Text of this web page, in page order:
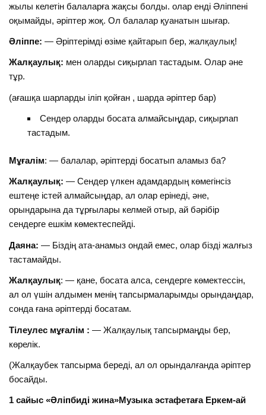
жылы келетін балаларға жақсы болды. олар енді Әліппені
оқымайды, әріптер жоқ. Ол балалар қуанатын шығар.
Әліппе: — Әріптерімді өзіме қайтарып бер, жалқаулық!
Жалқаулық: мен оларды сиқырлап тастадым. Олар әне
тұр.
(ағашқа шарларды іліп қойған , шарда әріптер бар)
Сендер оларды босата алмайсыңдар, сиқырлап
тастадым.
Мұғалім: — балалар, әріптерді босатып аламыз ба?
Жалқаулық: — Сендер үлкен адамдардың көмегінсіз
ештеңе істей алмайсыңдар, ал олар ерінеді, әне,
орындарына да тұрғылары келмей отыр, ай бәрібір
сендерге ешкім көмектеспейді.
Даяна: — Біздің ата-анамыз ондай емес, олар бізді жалғыз
тастамайды.
Жалқаулық: — қане, босата алса, сендерге көмектессін,
ал ол үшін алдымен менің тапсырмаларымды орындаңдар,
сонда ғана әріптерді босатам.
Тілеулес мұғалім : — Жалқаулық тапсырмаңды бер,
көрелік.
(Жалқаубек тапсырма береді, ал ол орындалғанда әріптер
босайды.
1 сайыс «Әліпбиді жина»Музыка эстафетаға Еркем-ай